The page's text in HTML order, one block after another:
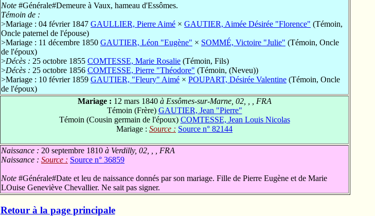
Note #Générale#Demeure à Vaux, hameau d'Essômes.
Témoin de :
>Mariage : 04 février 1847 GAULLIER, Pierre Aimé × GAUTIER, Aimée Désirée "Florence" (Témoin,
Oncle paternel de l'épouse)
>Mariage : 11 décembre 1850 GAUTIER, Léon "Eugène" × SOMMÉ, Victoire "Julie" (Témoin, Oncle
de l'époux)
>Décès : 25 octobre 1855 COMTESSE, Marie Rosalie (Témoin, Fils)
>Décès : 25 octobre 1856 COMTESSE, Pierre "Théodore" (Témoin, (Neveu))
>Mariage : 10 février 1859 GAUTIER, "Fleury" Aimé × POUPART, Désirée Valentine (Témoin, Oncle
de l'époux)
Mariage : 12 mars 1840à Essômes-sur-Marne, 02, , , FRA
Témoin (Frère) GAUTIER, Jean "Pierre"
Témoin (Cousin germain de l'époux) COMTESSE, Jean Louis Nicolas
Mariage : Source : Source n° 82144
Naissance : 20 septembre 1810 à Verdilly, 02, , , FRA
Naissance : Source : Source n° 36859
Note #Générale#Date et leu de naissance donnés par son mariage. Fille de Pierre Eugène et de Marie
LOuise Geneviève Chevallier. Ne sait pas signer.
Retour à la page principale